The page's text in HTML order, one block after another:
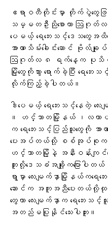
ဧရာဝတီတိုင်းမှာ တိုက်ပွဲတွေ
သမ္မတဦးညိုစောဟာ ဩဂုတ်
ပေမယ့် ရေဘေးသင့်‌ဒေသတွေအထိ​
အာဏာသိမ်းခေါင်းဆောင် ဗိုလ်ခ
ဩဂုတ်လ ၈ ရက်နေ့က ပုသိ
မြို့​တွေကိုသွား ရောက်ခဲ့ပြီး ‌ရ
လိုက်ကြည့်ခဲ့ပါတယ်။
ဒါ​ပေမယ့် ​ရေ​ဘေးသင့်​​နေတဲ့ လေး
။ ဟင်္သာတမြို့နယ် ၊လဟာပရွာ
က ​ရေ​ဘေးသင့်ပြည်သူ​တွေကို အာ
ပေးအပ်တယ်လို့ စစ်အုပ်စုက
ဟင်္သာတမြို့နဲ့ အနီးဝန်းကျင်​တွ
ဘူးလို့​ဒေသခံအချို့က​ပြောပ
ရွာမှာ​ ​လေးမျက်နှာမြို့နယ်ကရေ​
ဆောင်က အကူအညီ​ပေးတယ်လို့
တွေဟာ ​လေးမျက်နှာက ​ရေ​ဘေးသ
အတည်မပြုနိုင်​သေးပါဘူး။